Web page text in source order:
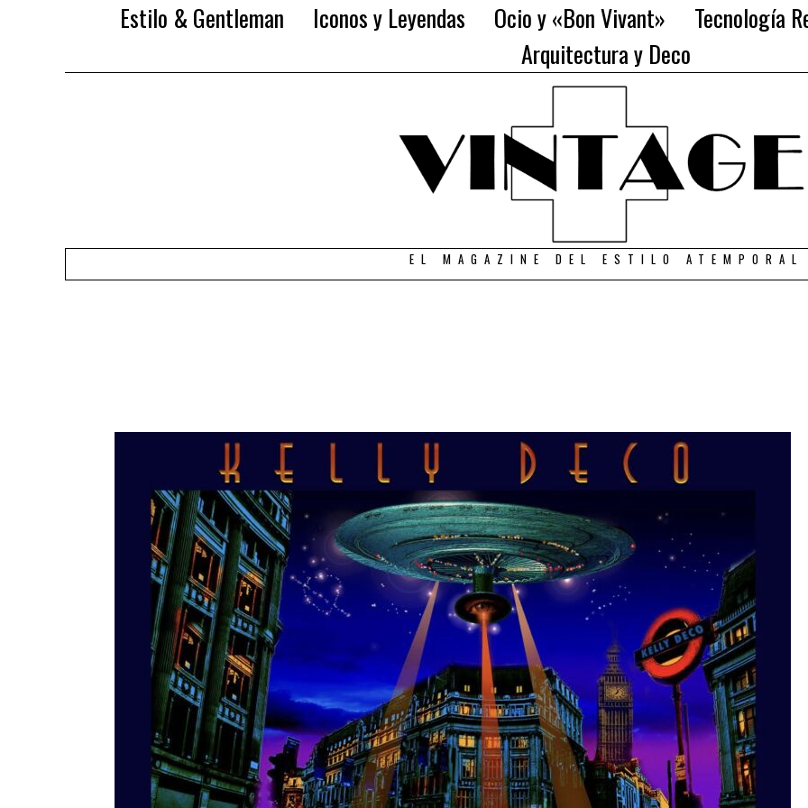
Estilo & Gentleman Iconos y Leyendas Ocio y «Bon Vivant»
Tecnología
Arquitectura y Deco
EL MAGAZINE DEL ESTILO ATEMPORAL